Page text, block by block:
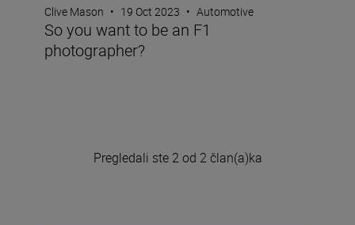
Clive Mason • 19 Oct 2023 • Automotive
So you want to be an F1
photographer?
Pregledali ste 2 od 2 član(a)ka